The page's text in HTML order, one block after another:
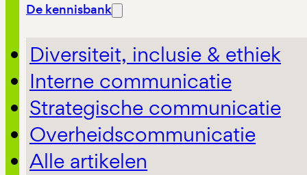
De kennisbank
Diversiteit, inclusie & ethiek
Interne communicatie
Strategische communicatie
Overheidscommunicatie
Alle artikelen